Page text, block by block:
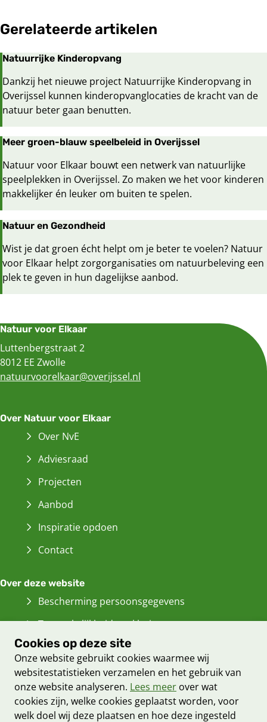
Cookies op deze site
Onze website gebruikt cookies waarmee wij
websitestatistieken verzamelen en het gebruik van
onze website analyseren. Lees meer over wat
cookies zijn, welke cookies geplaatst worden, voor
welk doel wij deze plaatsen en hoe deze ingesteld
Gerelateerde artikelen
Natuurrijke Kinderopvang
Dankzij het nieuwe project Natuurrijke Kinderopvang in
Overijssel kunnen kinderopvanglocaties de kracht van de
natuur beter gaan benutten.
Meer groen-blauw speelbeleid in Overijssel
Natuur voor Elkaar bouwt een netwerk van natuurlijke
speelplekken in Overijssel. Zo maken we het voor kinderen
makkelijker én leuker om buiten te spelen.
Natuur en Gezondheid
Wist je dat groen écht helpt om je beter te voelen? Natuur
voor Elkaar helpt zorgorganisaties om natuurbeleving een
plek te geven in hun dagelijkse aanbod.
Natuur voor Elkaar
Luttenbergstraat 2
8012 EE Zwolle
natuurvoorelkaar@overijssel.nl
Over Natuur voor Elkaar
Over NvE
Adviesraad
Projecten
Aanbod
Inspiratie opdoen
Contact
Over deze website
Bescherming persoonsgegevens
Toegankelijkheidsverklaring
Informatiebeveiliging
Cookieverklaring
Proclaimer
Archief van dezewebsite (Verwijst